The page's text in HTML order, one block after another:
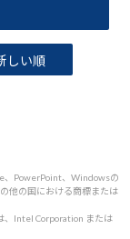
しい順
、PowerPoint、Windowsの
他の国における商標または
、Intel Corporation または